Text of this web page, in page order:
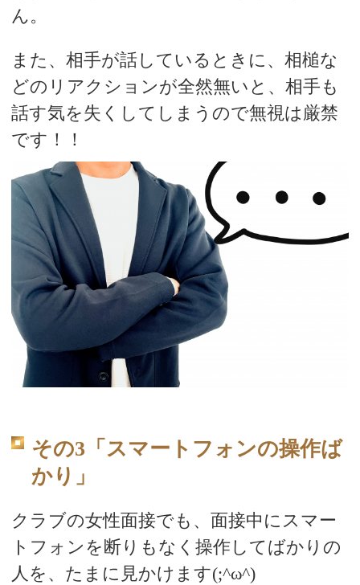
ん。
また、相手が話しているときに、相槌な
どのリアクションが全然無いと、相手も
話す気を失くしてしまうので無視は厳禁
です！！
その3「スマートフォンの操作ば
かり」
クラブの女性面接でも、面接中にスマー
トフォンを断りもなく操作してばかりの
人を、たまに見かけます(;^ω^)